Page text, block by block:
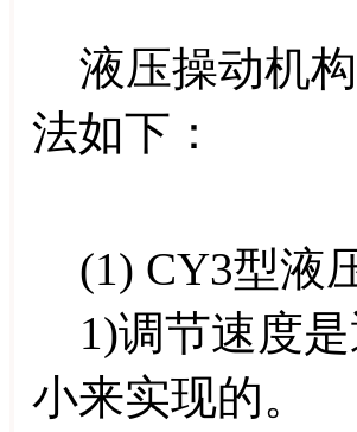
液压操动机
法如下：
(1) CY3型液
1)调节速度是
小来实现的。